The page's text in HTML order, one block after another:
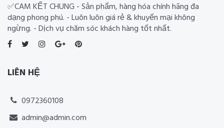
✅CAM KẾT CHUNG - Sản phẩm, hàng hóa chính hãng đa
dạng phong phú. - Luôn luôn giá rẻ & khuyến mại không
ngừng. - Dịch vụ chăm sóc khách hàng tốt nhất.
LIÊN HỆ
0972360108
admin@admin.com